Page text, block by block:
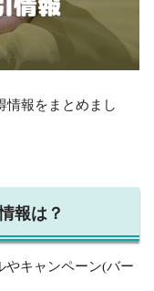
報をまとめまし
報は？
やキャンペーン(バー